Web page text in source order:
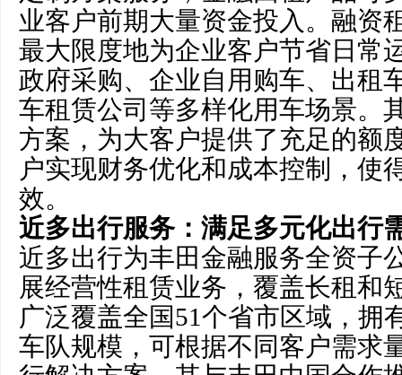
业客户前期大量资金投入。融资
最大限度地为企业客户节省日常
政府采购、企业自用购车、出租
车租赁公司等多样化用车场景。
方案，为大客户提供了充足的额
户实现财务优化和成本控制，使
效。
近多出行服务：满足多元化出行
近多出行为丰田金融服务全资子
展经营性租赁业务，覆盖长租和
广泛覆盖全国51个省市区域，拥
车队规模，可根据不同客户需求